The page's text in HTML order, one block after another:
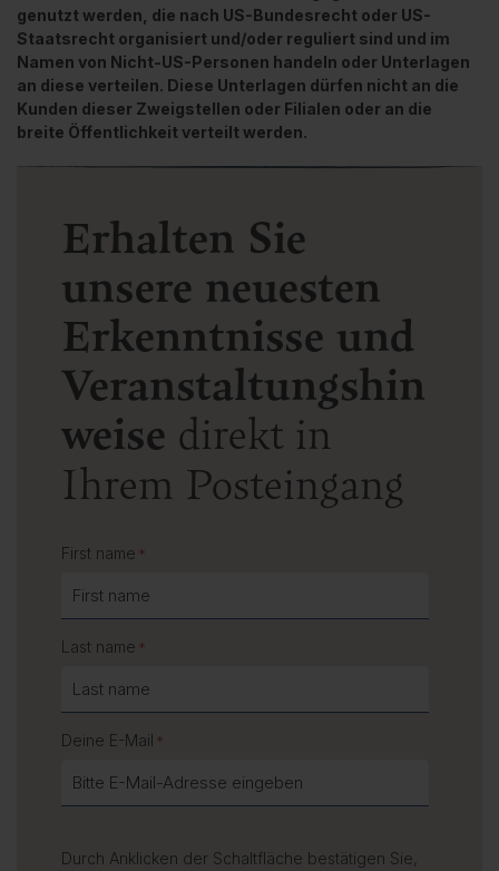
genutzt werden, die nach US-Bundesrecht oder US-
Staatsrecht organisiert und/oder reguliert sind und im
Namen von Nicht-US-Personen handeln oder Unterlagen
an diese verteilen. Diese Unterlagen dürfen nicht an die
Kunden dieser Zweigstellen oder Filialen oder an die
breite Öffentlichkeit verteilt werden.
Erhalten Sie
unsere neuesten
Erkenntnisse und
Veranstaltungshin
weise direkt in
Ihrem Posteingang
First name *
Last name *
Deine E-Mail *
Durch Anklicken der Schaltfläche bestätigen Sie,